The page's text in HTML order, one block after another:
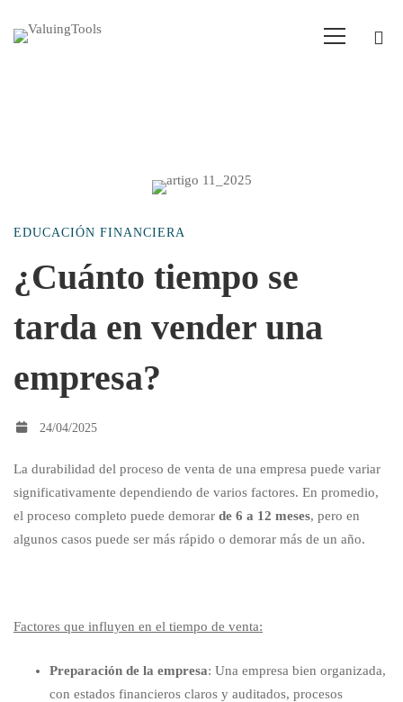
¿Cuánto
tiempo
se
tarda
en
vender
empresa?
EDUCACIÓN FINANCIERA
¿Cuánto tiempo se
tarda en vender una
empresa?
24/04/2025
La durabilidad del proceso de venta de una empresa puede variar
significativamente dependiendo de varios factores. En promedio,
el proceso completo puede demorar de 6 a 12 meses, pero en
algunos casos puede ser más rápido o demorar más de un año.
Factores que influyen en el tiempo de venta:
Preparación de la empresa: Una empresa bien organizada,
con estados financieros claros y auditados, procesos